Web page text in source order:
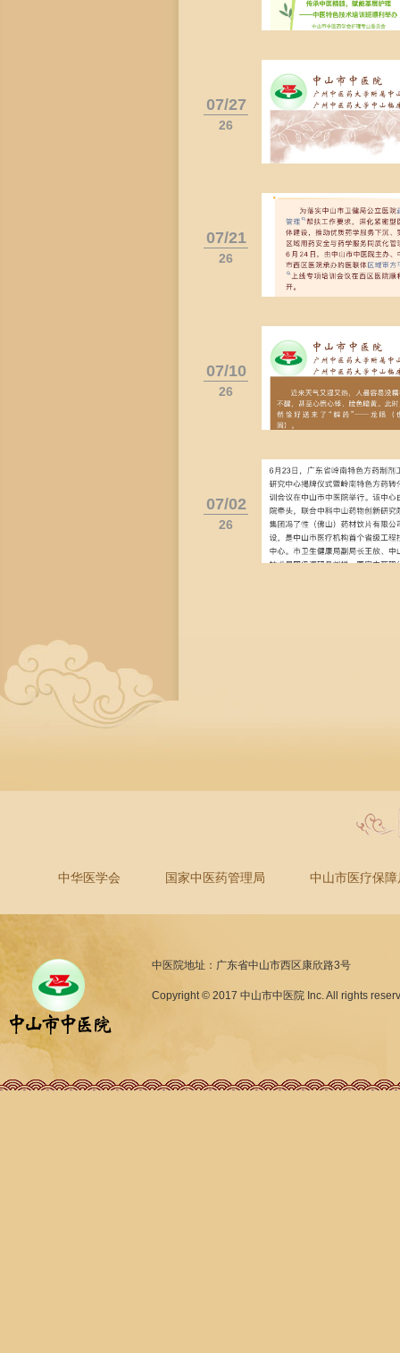
07/27
26
07/21
26
07/10
26
07/02
26
中华医学会 国家中医药管理局 中山市医疗保障
中医院地址：广东省中山市西区康欣路3号
Copyright © 2017 中山市中医院 Inc. All rights